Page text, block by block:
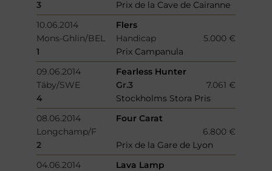
3
Prix de la Cave de Cairanne
10.06.2014
Flers
Mons-Ghlin/BEL
Handicap
5.000 €
1
Prix Campanula
09.06.2014
Fearless Hunter
Täby/SWE
Gr.3
7.061 €
4
Stockholms Stora Pris
08.06.2014
Four Carat
Longchamp/F
6.800 €
2
Prix de la Gare de Lyon
04.06.2014
Lava Lamp